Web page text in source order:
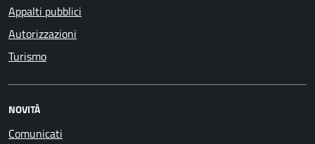
Appalti pubblici
Autorizzazioni
Turismo
NOVITÀ
Comunicati